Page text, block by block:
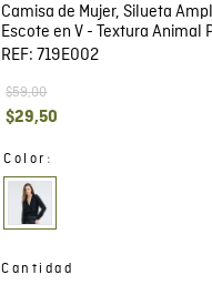
Camisa de Mujer, Silueta
Escote en V - Textura Animal
REF:719E002
$59,00
$29,50
Color :
Cantidad